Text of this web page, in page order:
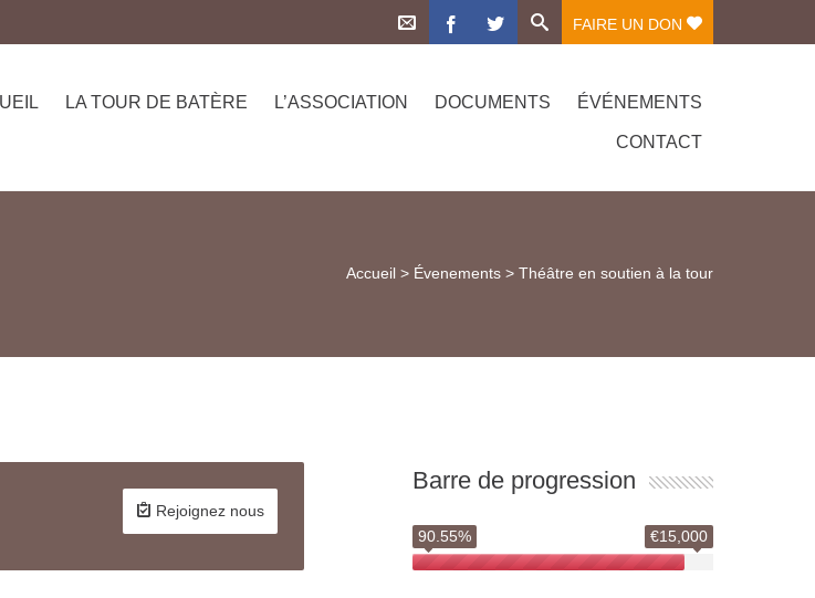
FAIRE UN DON
LA TOUR DE BATÈRE L’ASSOCIATION DOCUMENTS ÉVÉNEMENTS
CONTACT
Accueil > Évenements >Théâtre en soutien à la tour
Rejoignez nous
Barre de progression
90.55% €15,000